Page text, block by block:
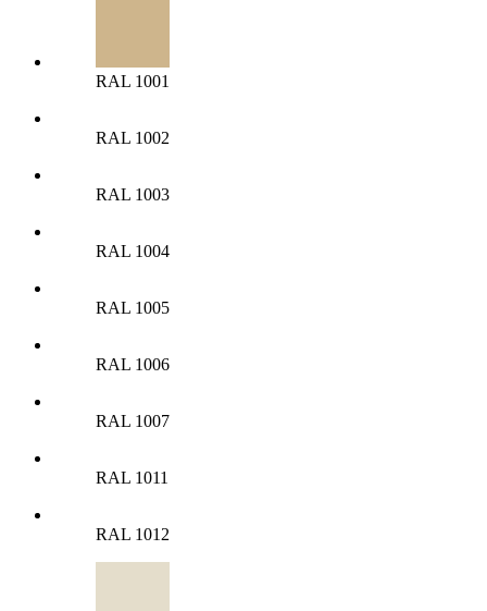
RAL 1001
RAL 1002
RAL 1003
RAL 1004
RAL 1005
RAL 1006
RAL 1007
RAL 1011
RAL 1012